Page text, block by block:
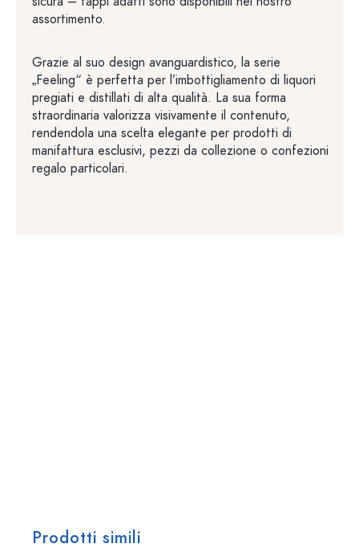
assortimento.
Grazie al suo design avanguardistico, la serie
„Feeling“ è perfetta per l’imbottigliamento di liquori
pregiati e distillati di alta qualità. La sua forma
straordinaria valorizza visivamente il contenuto,
rendendola una scelta elegante per prodotti di
manifattura esclusivi, pezzi da collezione o confezioni
regalo particolari.
Prodotti simili